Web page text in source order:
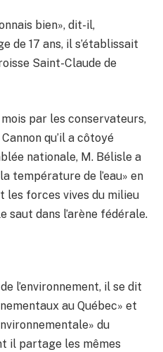
bien», dit-il,
de 17 ans, il s’établissait
Saint-Claude de
par les conservateurs,
qu’il a côtoyé
nationale, M. Bélisle a
température de l’eau» en
les forces vives du milieu
saut dans l’arène fédérale.
l’environnement, il se dit
au Québec» et
du
il partage les mêmes